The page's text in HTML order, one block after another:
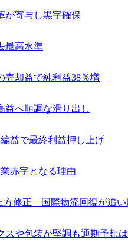
が寄与し黒字確保
最高水準
却益で純利益38％増
へ順調な滑り出し
益で最終利益押し上げ
赤字となる理由
方修正 国際物流回復が追い
や包装が堅調も通期予想